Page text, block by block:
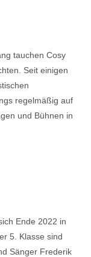
tauchen Cosy
Seit einigen
regelmäßig auf
und Bühnen in
Ende 2022 in
5. Klasse sind
Sänger Frederik